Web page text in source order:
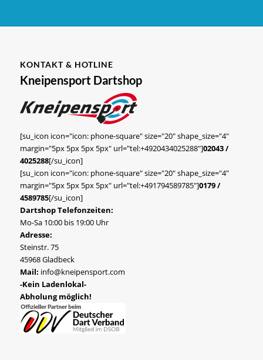
KONTAKT & HOTLINE
Kneipensport Dartshop
[su_icon icon="icon: phone-square" size="20" shape_size="4"
margin="5px 5px 5px 5px" url="tel:+4920434025288"]02043 /
4025288[/su_icon]
[su_icon icon="icon: phone-square" size="20" shape_size="4"
margin="5px 5px 5px 5px" url="tel:+491794589785"]0179 /
4589785[/su_icon]
Dartshop Telefonzeiten:
Mo-Sa 10:00 bis 19:00 Uhr
Adresse:
Steinstr. 75
45968 Gladbeck
Mail: info@kneipensport.com
-Kein Ladenlokal-
Abholung möglich!